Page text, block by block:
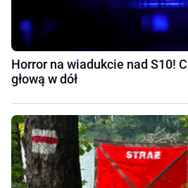
Horror na wiadukcie nad S10!
głową w dół